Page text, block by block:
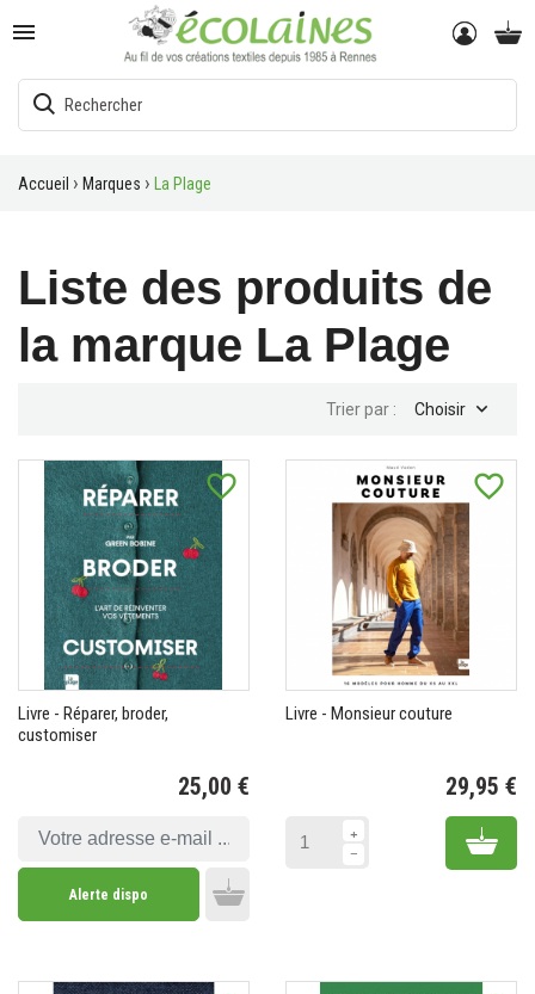

Accueil Marques La Plage
Liste des produits de
la marque La Plage
Trier par : Choisir 
favorite_border
Livre - Réparer, broder,
customiser
25,00 €
Alerte dispo
favorite_border
Livre - Monsieur couture
29,95 €
Add